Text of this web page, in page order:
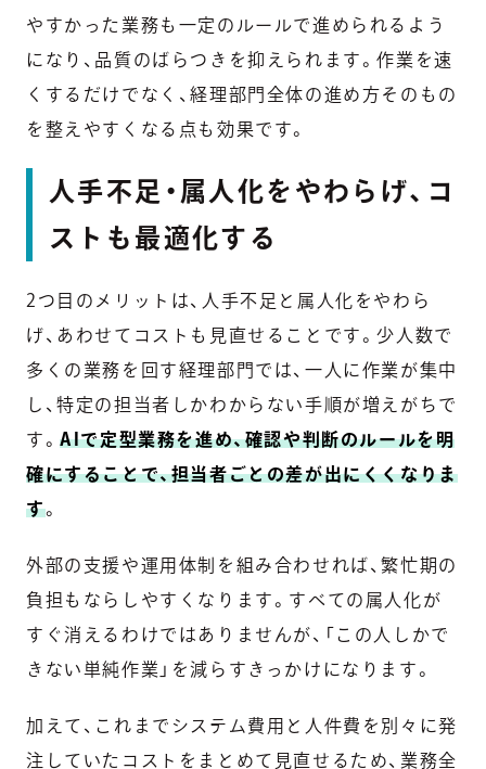
やすかった業務も一定のルールで進められるよう
になり、品質のばらつきを抑えられます。作業を速
くするだけでなく、経理部門全体の進め方そのもの
を整えやすくなる点も効果です。
人手不足・属人化をやわらげ、コ
ストも最適化する
2つ目のメリットは、人手不足と属人化をやわら
げ、あわせてコストも見直せることです。少人数で
多くの業務を回す経理部門では、一人に作業が集中
し、特定の担当者しかわからない手順が増えがちで
す。AIで定型業務を進め、確認や判断のルールを明
確にすることで、担当者ごとの差が出にくくなりま
す。
外部の支援や運用体制を組み合わせれば、繁忙期の
負担もならしやすくなります。すべての属人化が
すぐ消えるわけではありませんが、「この人しかで
きない単純作業」を減らすきっかけになります。
加えて、これまでシステム費用と人件費を別々に発
注していたコストをまとめて見直せるため、業務全